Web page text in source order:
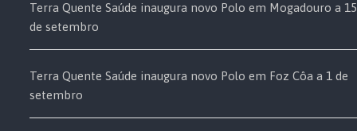
Terra Quente Saúde inaugura novo Polo em Mogadouro a 15
de setembro
Terra Quente Saúde inaugura novo Polo em Foz Côa a 1 de
setembro